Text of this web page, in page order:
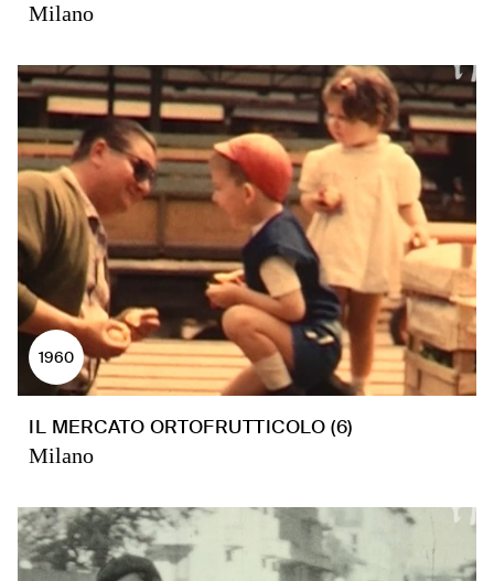
Milano
1960
IL MERCATO ORTOFRUTTICOLO (6)
Milano